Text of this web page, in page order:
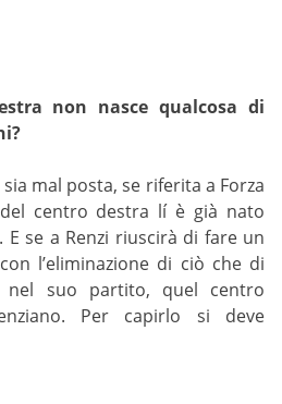
non nasce qualcosa di
mal posta, se riferita a Forza
centro destra lí è già nato
E se a Renzi riuscirà di fare un
l’eliminazione di ciò che di
nel suo partito, quel centro
Per capirlo si deve